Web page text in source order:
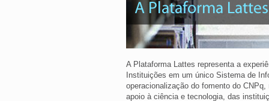
A Plataforma Lattes representa a
Instituições em um único Sistema de
operacionalização do fomento do
apoio à ciência e tecnologia, das